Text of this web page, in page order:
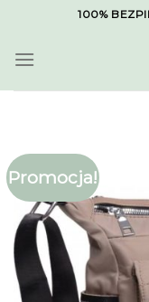
content
100%
Promocja!